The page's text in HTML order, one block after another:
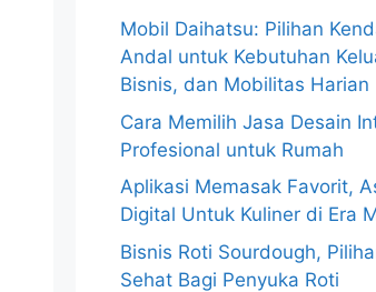
Mobil Daihatsu: Pilihan
Andal untuk Kebutuhan
Bisnis, dan Mobilitas Harian
Cara Memilih Jasa Desain
Profesional untuk Rumah
Aplikasi Memasak Favorit,
Digital Untuk Kuliner di Era
Bisnis Roti Sourdough,
Sehat Bagi Penyuka Roti